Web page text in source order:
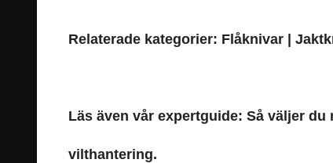
Relaterade kategorier: Flåknivar |
Läs även vår expertguide: Så väljer
vilthantering.